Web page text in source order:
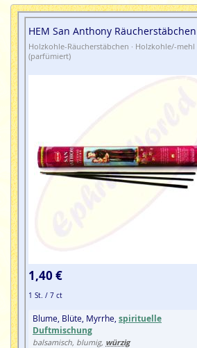
HEM San Anthony Räucherstäbchen
Holzkohle-Räucherstäbchen · Holzkohle/-mehl
(parfümiert)
1,40 €
1 St. / 7 ct
Blume, Blüte, Myrrhe, spirituelle
Duftmischung
balsamisch, blumig, würzig